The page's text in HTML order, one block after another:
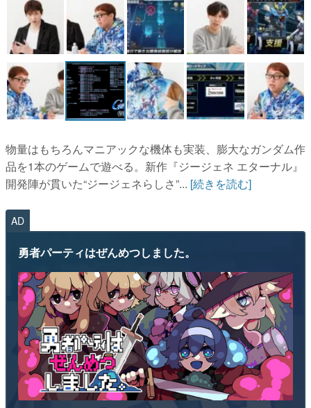
物量はもちろんマニアックな機体も実装、膨大なガンダム作
品を1本のゲームで遊べる。新作『ジージェネ エターナル』
開発陣が貫いた“ジージェネらしさ”... [続きを読む]
AD
勇者パーティはぜんめつしました。